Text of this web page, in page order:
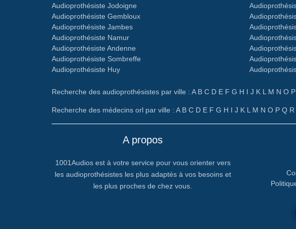
Audioprothésiste Jodoigne
Audioprothésiste Gembloux
Audioprothésiste Jambes
Audioprothésiste Namur
Audioprothésiste Andenne
Audioprothésiste Sombreffe
Audioprothésiste Huy
Recherche des audioprothésistes par ville : A B C D E F G H I J K L M N O P
Recherche des médecins orl par ville : A B C D E F G H I J K L M N O P Q R
A propos
1001Audios est à votre service pour vous orienter vers
les audioprothésistes les plus adaptés à vos besoins et
les plus proches de chez vous.